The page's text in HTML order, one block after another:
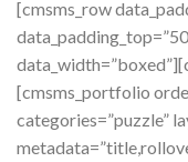
[cmsms_row
[cmsms_portfolio
categories=”puzzle”